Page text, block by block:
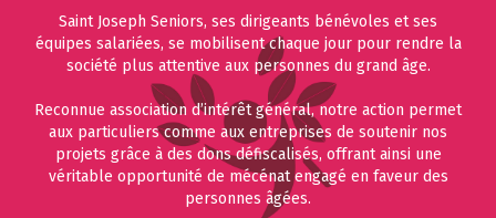
Saint Joseph Seniors, ses dirigeants bénévoles et ses
équipes salariées, se mobilisent chaque jour pour rendre la
société plus attentive aux personnes du grand âge.
Reconnue association d’intérêt général, notre action permet
aux particuliers comme aux entreprises de soutenir nos
projets grâce à des dons défiscalisés, offrant ainsi une
véritable opportunité de mécénat engagé en faveur des
personnes âgées.